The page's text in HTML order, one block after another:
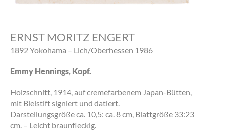
ERNST MORITZ ENGERT
1892 Yokohama – Lich/Oberhessen 1986
Emmy Hennings, Kopf.
Holzschnitt, 1914, auf cremefarbenem Japan-Bütten,
mit Bleistift signiert und datiert.
Darstellungsgröße ca. 10,5: ca. 8 cm, Blattgröße 33:23
cm. – Leicht braunfleckig.